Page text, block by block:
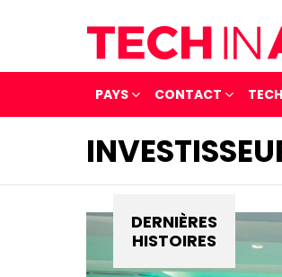
PAYS CONTACT
DERNIÈRES
HISTOIRES